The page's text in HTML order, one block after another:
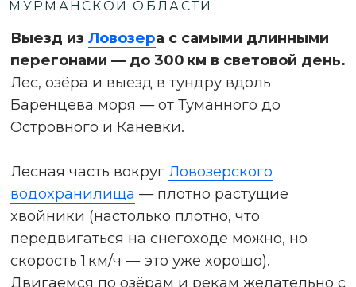
Великолепная рыбалка, множество озёр
(не подсчитанное никем количество).Здесь
можно добыть почти всю известную
палитру рыб: сёмга, хариус, форель, кумжа,
голец, окунь, налим, плотва, сиг, щука, язь,
лещ, елец.
Охота в лесистой местности — на лося,
медведя, росомаху, зайца и птицу. Без
сомнений, это самое богатое охотничье
угодье Мурманской области.